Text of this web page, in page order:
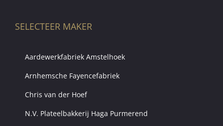
SELECTEER MAKER
Aardewerkfabriek Amstelhoek
Arnhemsche Fayencefabriek
Chris van der Hoef
N.V. Plateelbakkerij Haga Purmerend